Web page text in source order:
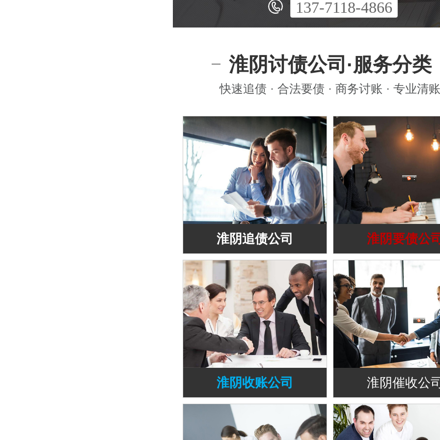
137-7118-4866
淮阴讨债公司·服务分类
快速追债 · 合法要债 · 商务讨账 · 专业清账
淮阴追债公司 淮阴要债公
淮阴收账公司 淮阴催收公